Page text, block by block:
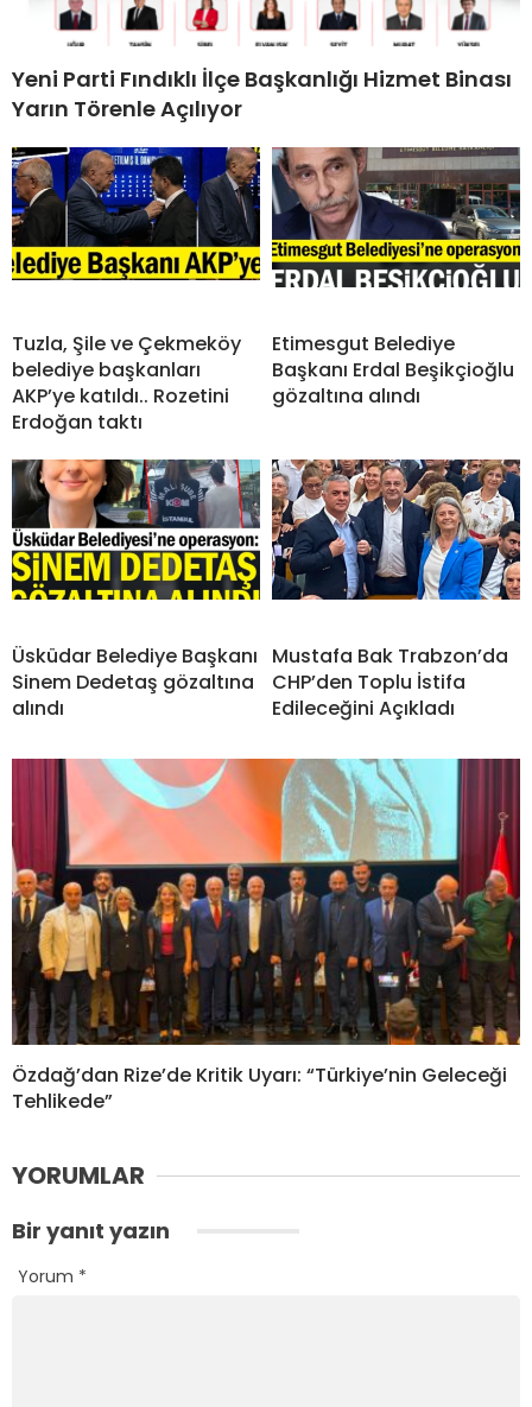
Yeni Parti Fındıklı İlçe Başkanlığı Hizmet Binası
Yarın Törenle Açılıyor
Tuzla, Şile ve Çekmeköy
belediye başkanları
AKP’ye katıldı.. Rozetini
Erdoğan taktı
Etimesgut Belediye
Başkanı Erdal Beşikçioğlu
gözaltına alındı
Üsküdar Belediye Başkanı
Sinem Dedetaş gözaltına
alındı
Mustafa Bak Trabzon’da
CHP’den Toplu İstifa
Edileceğini Açıkladı
Özdağ’dan Rize’de Kritik Uyarı: “Türkiye’nin Geleceği
Tehlikede”
YORUMLAR
Bir yanıt yazın
Yorum *